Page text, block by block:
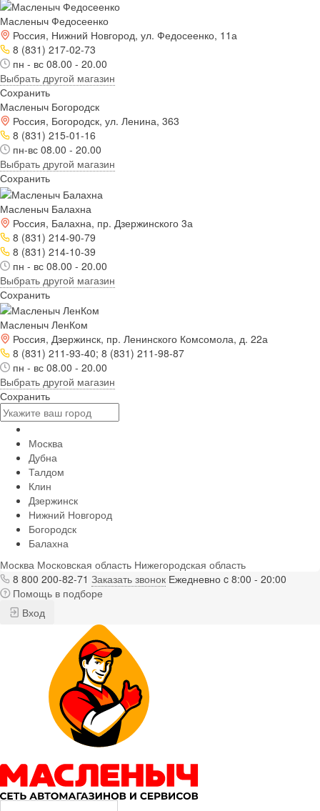
Масленыч Федосеенко
Россия, Нижний Новгород, ул. Федосеенко, 11а
8 (831) 217-02-73
пн - вс 08.00 - 20.00
Выбрать другой магазин
Сохранить
Масленыч Богородск
Россия, Богородск, ул. Ленина, 363
8 (831) 215-01-16
пн-вс 08.00 - 20.00
Выбрать другой магазин
Сохранить
Масленыч Балахна
Россия, Балахна, пр. Дзержинского 3а
8 (831) 214-90-79
8 (831) 214-10-39
пн - вс 08.00 - 20.00
Выбрать другой магазин
Сохранить
Масленыч ЛенКом
Россия, Дзержинск, пр. Ленинского Комсомола, д. 22а
8 (831) 211-93-40; 8 (831) 211-98-87
пн - вс 08.00 - 20.00
Выбрать другой магазин
Сохранить
Москва
Дубна
Талдом
Клин
Дзержинск
Нижний Новгород
Богородск
Балахна
Москва Московская область Нижегородская область
8 800 200-82-71 Заказать звонок Ежедневно c 8:00 - 20:00
Помощь в подборе
Вход